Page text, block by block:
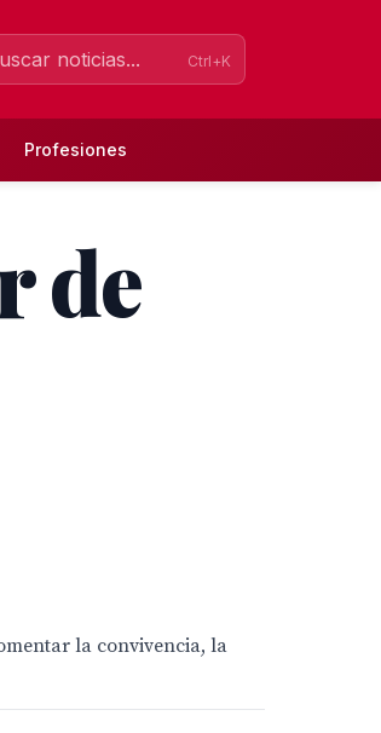
Ctrl+K
Profesiones
de
la convivencia, la